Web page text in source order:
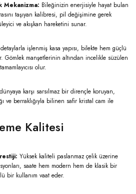
Mekanizma: Bileğinizin enerjisiyle hayat bulan
taşıyan kalibresi, pil değişimine gerek
ve akışkan hareketini sunar.
detaylarla işlenmiş kasa yapısı, bilekte hem güçlü
Gömlek manşetlerinin altından incelikle süzülen
olur.
karşı sarsılmaz bir dirençle koruyan,
ve berraklığıyla bilinen safir kristal cam ile
Kalitesi
Yüksek kaliteli paslanmaz çelik üzerine
saate hem modern hem de klasik bir
bir kullanım vaat eder.